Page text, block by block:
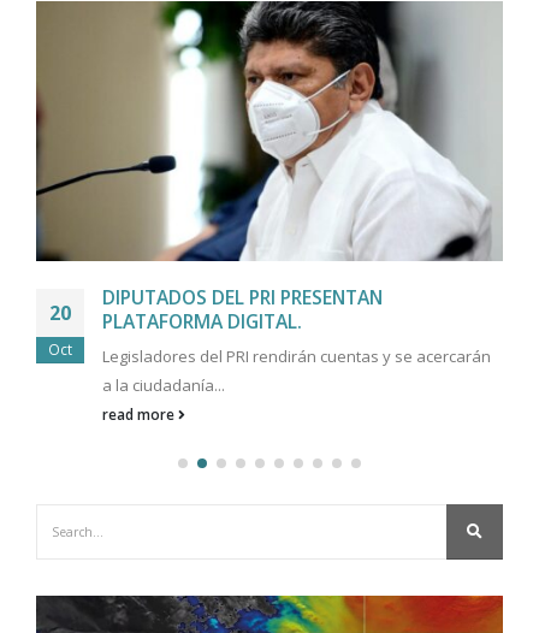
20
Oct
DIPUTADOS DEL PRI PRESENTAN
PLATAFORMA DIGITAL.
Legisladores del PRI rendirán cuentas y se acercarán
a la ciudadanía...
read more